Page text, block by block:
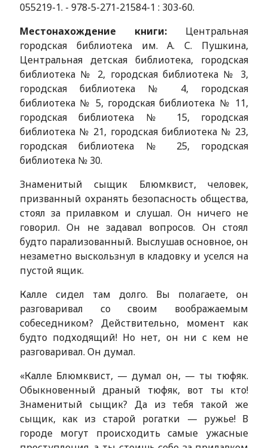
055219-1. - 978-5-271-21584-1 : 303-60.
Местонахождение книги: Центральная
городская библиотека им. А. С. Пушкина,
Центральная детская библиотека, городская
библиотека № 2, городская библиотека № 3,
городская библиотека № 4, городская
библиотека № 5, городская библиотека № 11,
городская библиотека № 15, городская
библиотека № 21, городская библиотека № 23,
городская библиотека № 25, городская
библиотека № 30.
Знаменитый сыщик Блюмквист, человек,
призванный охранять безопасность общества,
стоял за прилавком и слушал. Он ничего не
говорил. Он не задавал вопросов. Он стоял
будто парализованный. Выслушав основное, он
незаметно выскользнул в кладовку и уселся на
пустой ящик.
Калле сидел там долго. Вы полагаете, он
разговаривал со своим воображаемым
собеседником? Действительно, момент как
будто подходящий! Но нет, он ни с кем не
разговаривал. Он думал.
«Калле Блюмквист, — думал он, — ты тюфяк.
Обыкновенный драный тюфяк, вот ты кто!
Знаменитый сыщик? Да из тебя такой же
сыщик, как из старой рогатки — ружье! В
городе могут происходить самые ужасные